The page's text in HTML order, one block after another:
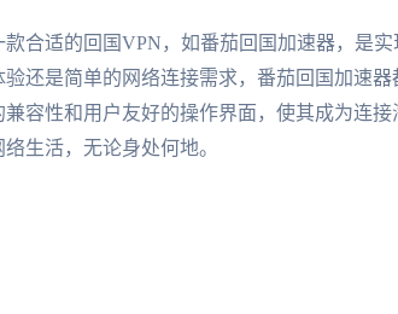
合适的回国VPN，如番茄回国加速器，是
还是简单的网络连接需求，番茄回国加速
容性和用户友好的操作界面，使其成为连
生活，无论身处何地。